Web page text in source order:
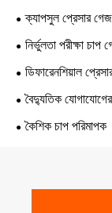
ক্যাপসুল প্রেসার গেজ
নির্ভুলতা পরীক্ষা চাপ
ডিফারেনশিয়াল
বৈদ্যুতিক
কৈশিক চাপ পরিমাপক